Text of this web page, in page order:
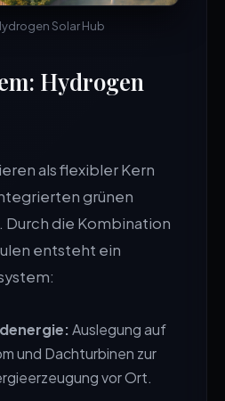
Solar Hub
Hydrogen
als flexibler Kern
grünen
die Kombination
entsteht ein
Auslegung auf
und Dachturbinen zur
vor Ort.